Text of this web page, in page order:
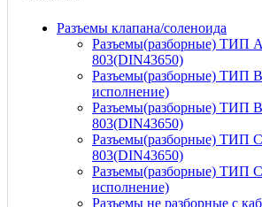
Разъемы клапана/соленоида
Разъемы(разборные) ТИП
803(DIN43650)
Разъемы(разборные) ТИП
исполнение)
Разъемы(разборные) ТИП
803(DIN43650)
Разъемы(разборные) ТИП
803(DIN43650)
Разъемы(разборные) ТИП
исполнение)
Разъемы не разборные с